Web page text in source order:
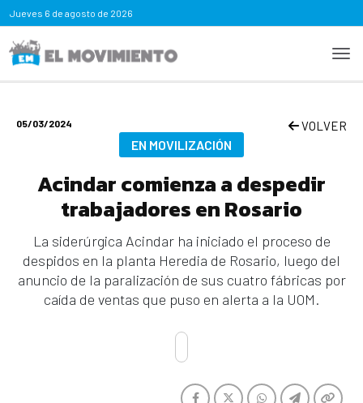
Jueves 6 de agosto de 2026
05/03/2024 VOLVER
EN MOVILIZACIÓN
Acindar comienza a despedir
trabajadores en Rosario
La siderúrgica Acindar ha iniciado el proceso de
despidos en la planta Heredia de Rosario, luego del
anuncio de la paralización de sus cuatro fábricas por
caída de ventas que puso en alerta a la UOM.